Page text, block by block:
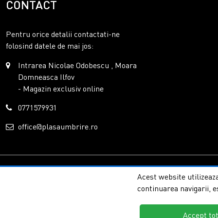
CONTACT
Pentru orice detalii contactati-ne
folosind datele de mai jos:
Intrarea Nicolae Odobescu , Moara
Domneasca Ilfov
- Magazin exclusiv online
0771579931
office@plasaumbrire.ro
Copyright © 2026 -
Acest website
continuarea navigarii,
Accept tot